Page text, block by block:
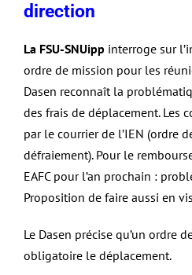
direction
La FSU-SNUipp interroge sur
ordre de mission pour les
Dasen reconnaît la
des frais de déplacement. Les
par le courrier de l’IEN (ordre
défraiement). Pour le
EAFC pour l’an prochain :
Proposition de faire aussi en
Le Dasen précise qu’un ordre
obligatoire le déplacement.